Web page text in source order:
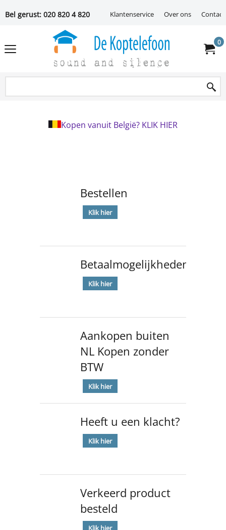
Bel gerust: 020 820 4 820 Klantenservice Over ons
0
Kopen vanuit België? KLIK HIER
Bestellen
Klik hier
Betaalmogelijkheden
Klik hier
Aankopen buiten
NL Kopen zonder
BTW
Klik hier
Heeft u een klacht?
Klik hier
Verkeerd product
besteld
Klik hier